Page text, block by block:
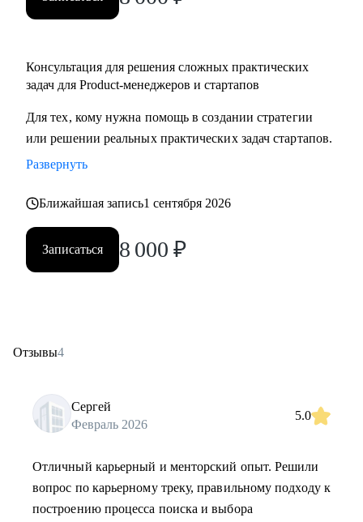
Консультация для решения сложных практических
задач для Product-менеджеров и стартапов
Для тех, кому нужна помощь в создании стратегии
или решении реальных практических задач стартапов.
Развернуть
Ближайшая запись1 сентября 2026
Записаться 8 000 ₽
Отзывы4
Сергей
Февраль 2026
5.0
Отличный карьерный и менторский опыт. Решили
вопрос по карьерному треку, правильному подходу к
построению процесса поиска и выбора